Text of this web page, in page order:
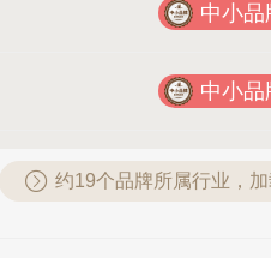
中小品
中小品
约19个品牌所属行业，